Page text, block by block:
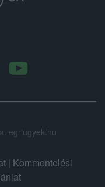
egriugyek.hu
| Kommentelési